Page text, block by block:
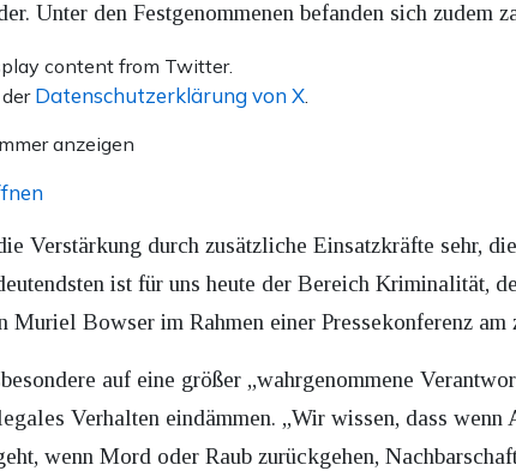
Unter den Festgenommenen befanden sich zudem
content from Twitter.
Datenschutzerklärung von X
anzeigen
Verstärkung durch zusätzliche Einsatzkräfte sehr,
ist für uns heute der Bereich Kriminalität,
Muriel Bowser im Rahmen einer Pressekonferenz
auf eine größer „wahrgenommene
Verhalten eindämmen. „Wir wissen, dass
wenn Mord oder Raub zurückgehen,